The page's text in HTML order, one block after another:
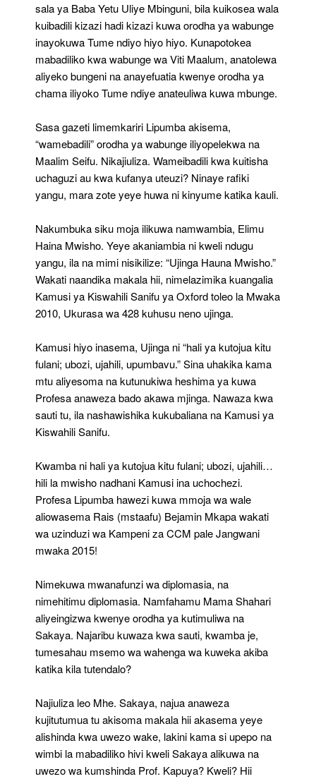
sala ya Baba Yetu Uliye Mbinguni, bila kuikosea wala
kuibadili kizazi hadi kizazi kuwa orodha ya wabunge
inayokuwa Tume ndiyo hiyo hiyo. Kunapotokea
mabadiliko kwa wabunge wa Viti Maalum, anatolewa
aliyeko bungeni na anayefuatia kwenye orodha ya
chama iliyoko Tume ndiye anateuliwa kuwa mbunge.
Sasa gazeti limemkariri Lipumba akisema,
“wamebadili” orodha ya wabunge iliyopelekwa na
Maalim Seifu. Nikajiuliza. Wameibadili kwa kuitisha
uchaguzi au kwa kufanya uteuzi? Ninaye rafiki
yangu, mara zote yeye huwa ni kinyume katika kauli.
Nakumbuka siku moja ilikuwa namwambia, Elimu
Haina Mwisho. Yeye akaniambia ni kweli ndugu
yangu, ila na mimi nisikilize: “Ujinga Hauna Mwisho.”
Wakati naandika makala hii, nimelazimika kuangalia
Kamusi ya Kiswahili Sanifu ya Oxford toleo la Mwaka
2010, Ukurasa wa 428 kuhusu neno ujinga.
Kamusi hiyo inasema, Ujinga ni “hali ya kutojua kitu
fulani; ubozi, ujahili, upumbavu.” Sina uhakika kama
mtu aliyesoma na kutunukiwa heshima ya kuwa
Profesa anaweza bado akawa mjinga. Nawaza kwa
sauti tu, ila nashawishika kukubaliana na Kamusi ya
Kiswahili Sanifu.
Kwamba ni hali ya kutojua kitu fulani; ubozi, ujahili…
hili la mwisho nadhani Kamusi ina uchochezi.
Profesa Lipumba hawezi kuwa mmoja wa wale
aliowasema Rais (mstaafu) Bejamin Mkapa wakati
wa uzinduzi wa Kampeni za CCM pale Jangwani
mwaka 2015!
Nimekuwa mwanafunzi wa diplomasia, na
nimehitimu diplomasia. Namfahamu Mama Shahari
aliyeingizwa kwenye orodha ya kutimuliwa na
Sakaya. Najaribu kuwaza kwa sauti, kwamba je,
tumesahau msemo wa wahenga wa kuweka akiba
katika kila tutendalo?
Najiuliza leo Mhe. Sakaya, najua anaweza
kujitutumua tu akisoma makala hii akasema yeye
alishinda kwa uwezo wake, lakini kama si upepo na
wimbi la mabadiliko hivi kweli Sakaya alikuwa na
uwezo wa kumshinda Prof. Kapuya? Kweli? Hii